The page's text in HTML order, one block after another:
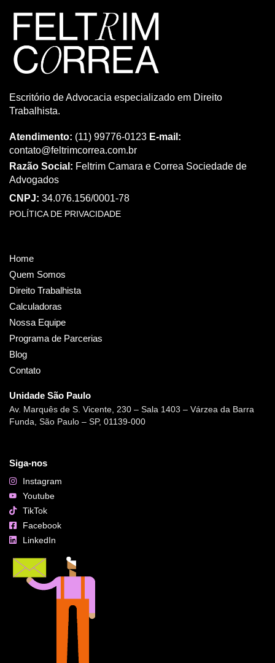
Escritório de Advocacia especializado em Direito
Trabalhista.
Atendimento: (11) 99776-0123 E-mail:
contato@feltrimcorrea.com.br
Razão Social: Feltrim Camara e Correa Sociedade de
Advogados
CNPJ: 34.076.156/0001-78
POLÍTICA DE PRIVACIDADE
Home
Quem Somos
Direito Trabalhista
Calculadoras
Nossa Equipe
Programa de Parcerias
Blog
Contato
Unidade São Paulo
Av. Marquês de S. Vicente, 230 – Sala 1403 – Várzea da Barra
Funda, São Paulo – SP, 01139-000
Siga-nos
Instagram
Youtube
TikTok
Facebook
LinkedIn